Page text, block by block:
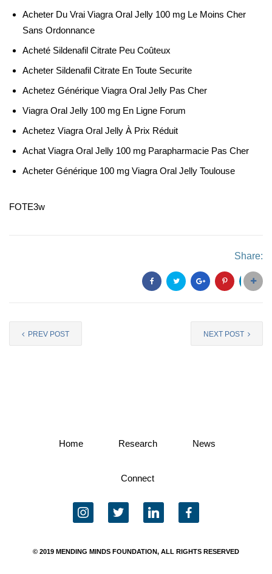
Acheter Du Vrai Viagra Oral Jelly 100 mg Le Moins Cher
Sans Ordonnance
Acheté Sildenafil Citrate Peu Coûteux
Acheter Sildenafil Citrate En Toute Securite
Achetez Générique Viagra Oral Jelly Pas Cher
Viagra Oral Jelly 100 mg En Ligne Forum
Achetez Viagra Oral Jelly À Prix Réduit
Achat Viagra Oral Jelly 100 mg Parapharmacie Pas Cher
Acheter Générique 100 mg Viagra Oral Jelly Toulouse
FOTE3w
Share:
PREV POST NEXT POST
Home Research News
Connect
instagram twitter linkedin facebook
© 2019 MENDING MINDS FOUNDATION, ALL RIGHTS RESERVED